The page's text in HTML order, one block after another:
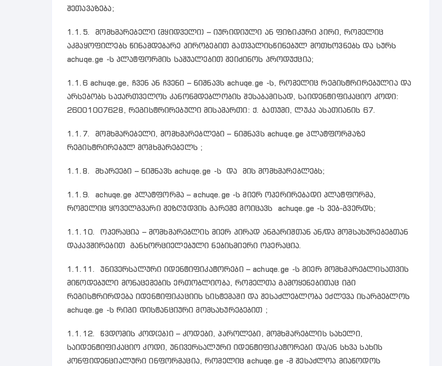
შეთავაზება;
1.1.5. მომხმარებელი (მყიდველი) – იურიდიული ან ფიზიკური პირი, რომელიც
აკმაყოფილებს წინამდებარე პირობებით გათვალისწინებულ მოთხოვნებს და სურს
achuqe.ge -ს პლატფორმის საშუალებით შეიძინოს პროდუქცია;
1.1.6 achuqe.ge, ჩვენ ან ჩვენი – ნიშნავს achuqe.ge -ს, რომელიც რეგისტრირებულია და
არსებობს საქართველოს კანონმდებლობის შესაბამისად, საიდენტიფიკაციო კოდი:
26001007628, რეგისტრირებული მისამართი: ქ. ბათუმი, ლუკა ასათიანის 67.
1.1.7. მომხმარებელი, მომხმარებლები – ნიშნავს achuqe.ge პლატფორმაზე
რეგისტრირებულ მომხმარებელს ;
1.1.8. მხარეები – ნიშნავს achuqe.ge -ს და მის მომხმარებლებს;
1.1.9. achuqe.ge პლატფორმა – achuqe.ge -ს მიერ ოპერირებადი პლატფორმა,
რომელიც ყოველგვარი შეზღუდვის გარეშე მოიცავს achuqe.ge -ს ვებ-გვერდს;
1.1.10. ოპერაცია – მომხმარებლის მიერ პირად ანგარიშთან ან/და მომსახურებებთან
დაკავშირებით განხორციელებული ნებისმიერი ოპერაცია.
1.1.11. უნივერსალური იდენტიფიკატორები – achuqe.ge -ს მიერ მომხმარებლისათვის
მიწოდებული მონაცემების ერთობლიობა, რომელთა გამოყენებითაც იგი
რეგისტრირდება იდენტიფიკაციის სისტემაში და შესაძლებლობა ეძლევა ისარგებლოს
achuqe.ge -ს რიგი დისტანციური მომსახურებებით ;
1.1.12. წვდომის კოდ(ებ)ი – კოდები, პაროლები, მომხმარებლის სახელი,
საიდენტიფიკაციო კოდი, უნივერსალური იდენტიფიკატორები და/ან სხვა სახის
კონფიდენციალური ინფორმაცია, რომელიც achuqe.ge -მ შესაძლოა მიაწოდოს